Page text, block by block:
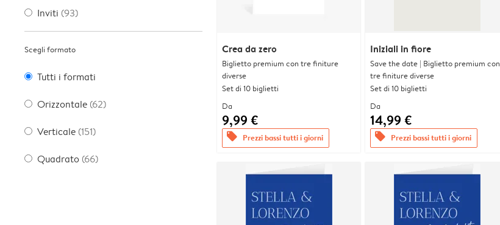
Inviti (93)
Scegli formato
Tutti i formati
Orizzontale (62)
Verticale (151)
Quadrato (66)
Crea da zero
Biglietto premium con tre finiture
diverse
Set di 10 biglietti
Da
9,99 €
offers Prezzi bassi tutti i giorni
Iniziali in fiore
Save the date | Biglietto premium con
tre finiture diverse
Set di 10 biglietti
Da
14,99 €
offers Prezzi bassi tutti i giorni